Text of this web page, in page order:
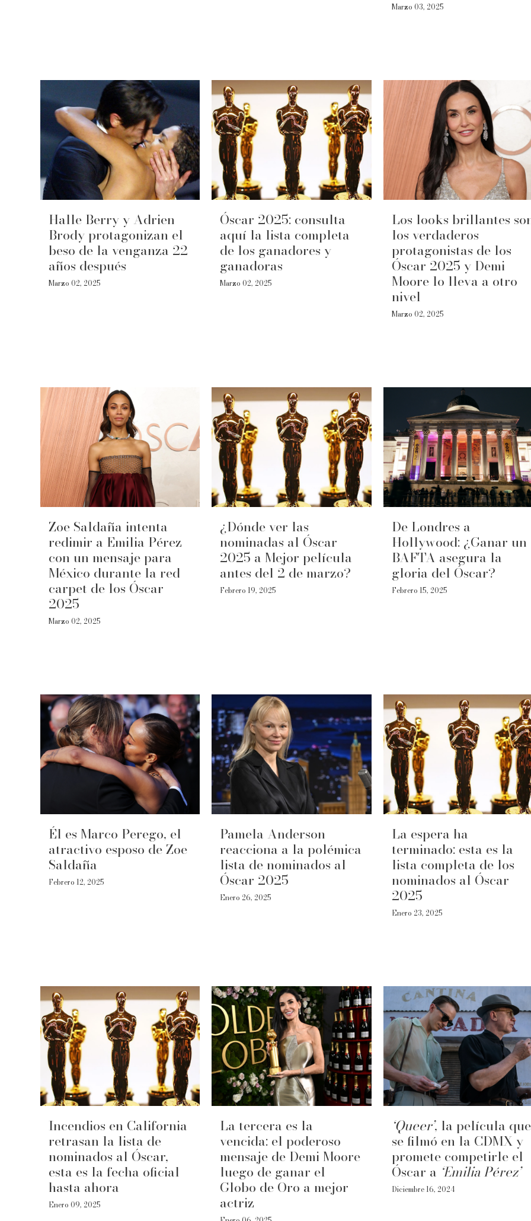
Marzo 03, 2025
Halle Berry y Adrien
Brody protagonizan el
beso de la venganza 22
años después
Marzo 02, 2025
Óscar 2025: consulta
aquí la lista completa
de los ganadores y
ganadoras
Marzo 02, 2025
Los looks brillantes
los verdaderos
protagonistas de los
Óscar 2025 y Demi
Moore lo lleva a otro
nivel
Marzo 02, 2025
Zoe Saldaña intenta
redimir a Emilia Pérez
con un mensaje para
México durante la red
carpet de los Óscar
2025
Marzo 02, 2025
¿Dónde ver las
nominadas al Óscar
2025 a Mejor película
antes del 2 de marzo?
Febrero 19, 2025
De Londres a
Hollywood: ¿Ganar un
BAFTA asegura la
gloria del Óscar?
Febrero 15, 2025
Él es Marco Perego, el
atractivo esposo de Zoe
Saldaña
Febrero 12, 2025
Pamela Anderson
reacciona a la polémica
lista de nominados al
Óscar 2025
Enero 26, 2025
La espera ha
terminado: esta es la
lista completa de los
nominados al Óscar
2025
Enero 23, 2025
Incendios en California
retrasan la lista de
nominados al Óscar,
esta es la fecha oficial
hasta ahora
Enero 09, 2025
La tercera es la
vencida: el poderoso
mensaje de Demi Moore
luego de ganar el
Globo de Oro a mejor
actriz
‘Queer’, la película que
se filmó en la CDMX y
promete competirle el
Óscar a ‘Emilia Pérez’
Diciembre 16, 2024